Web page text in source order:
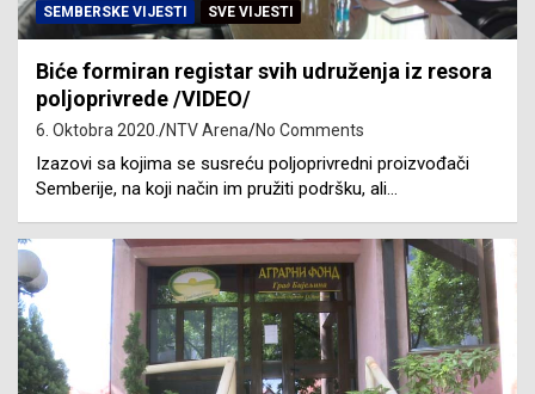
SEMBERSKE VIJESTI SVE VIJESTI
Biće formiran registar svih udruženja iz resora
poljoprivrede /VIDEO/
6. Oktobra 2020. NTV Arena No Comments
Izazovi sa kojima se susreću poljoprivredni proizvođači
Semberije, na koji način im pružiti podršku, ali…